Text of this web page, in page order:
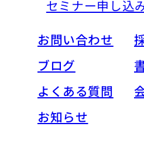
セミナー申し込
お問い合わせ
ブログ
よくある質問
お知らせ